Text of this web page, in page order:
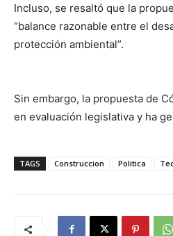
Incluso, se resaltó que la
“balance razonable entre el
protección ambiental”.
Sin embargo, la propuesta de
en evaluación legislativa y ha
TAGS Construccion Politica